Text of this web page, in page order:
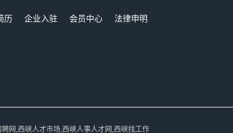
历 企业入驻 会员中心
法律申明
网,西峡人才市场,西峡人事人才网,西峡找工作